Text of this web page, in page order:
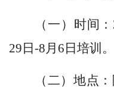
（一）时间
29日-8月6日培训。
（二）地点